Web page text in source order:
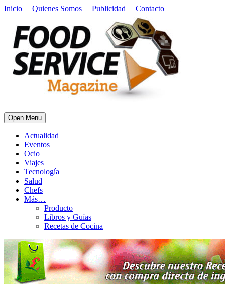
Inicio Quienes Somos Publicidad Contacto
Open Menu
Actualidad
Eventos
Ocio
Viajes
Tecnología
Salud
Chefs
Más…
Producto
Libros y Guías
Recetas de Cocina